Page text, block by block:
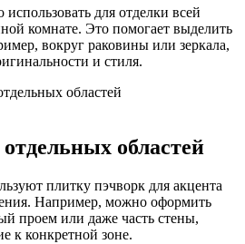
для отделки всей
комнате. Это помогает выделить
вокруг раковины или зеркала,
и стиля.
областей
плитку пэчворк для акцента
Например, можно оформить
проем или даже часть стены,
к конкретной зоне.